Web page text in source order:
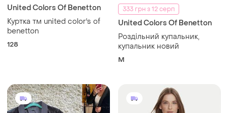
United Colors Of Benetton
Куртка тм united color's of
benetton
128
333 грн з 12 серп
United Colors Of Benetton
Роздільний купальник,
купальник новий
M